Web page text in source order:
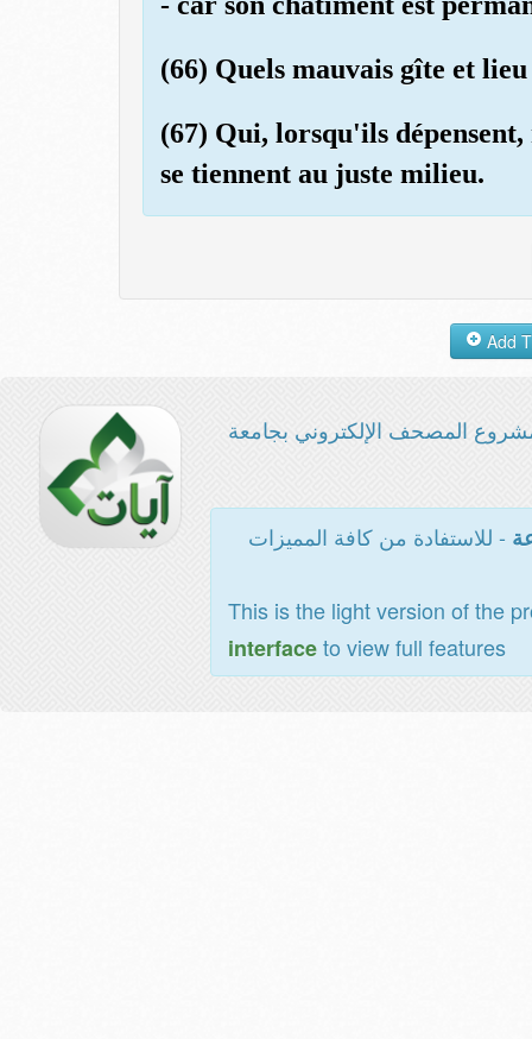
(66) Quels mauvais gîte et
(67) Qui, lorsqu'ils
se tiennent au juste milieu.
المصحف الإلكتروني بجامعة
- للاستفادة من كافة المميزات
This is the light version of the
interfaceto view full features